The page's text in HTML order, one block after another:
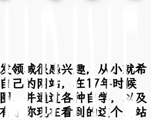
领域很感兴趣，从小就希
己的网站，在17年时候
，并通过各种自学，以及
了你现在看到的这个网站